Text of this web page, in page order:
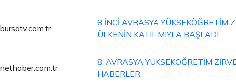
bursatv.com.tr
8 İNCİ AVRASYA YÜKSEKÖĞRETİM
ÜLKENİN KATILIMIYLA BAŞLADI
nethaber.com.tr
8. AVRASYA YÜKSEKÖĞRETİM
HABERLER